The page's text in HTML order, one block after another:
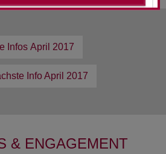
Infos April 2017
InfoApril 2017
& ENGAGEMENT